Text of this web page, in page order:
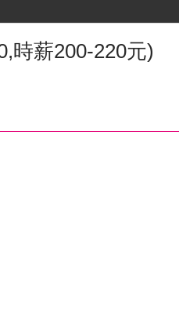
時薪200-220元)